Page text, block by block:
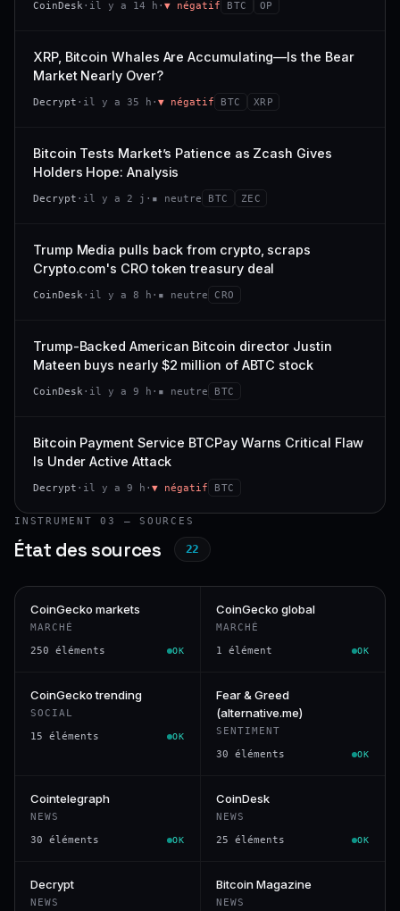
−0,1 % +0,1 %
−0,1 % #29
CONFIANCE
477 M$ 1 464 $
+0,6 % −3,6 %
−94,7 % #102
CONFIANCE
CoinDesk · il y a 14 h · ▼ négatif BTC OP
XRP, Bitcoin Whales Are Accumulating—Is the Bear
Market Nearly Over?
Decrypt · il y a 35 h · ▼ négatif BTC XRP
Bitcoin Tests Market’s Patience as Zcash Gives
Holders Hope: Analysis
Decrypt · il y a 2 j · ▪ neutre BTC ZEC
Trump Media pulls back from crypto, scraps
Crypto.com's CRO token treasury deal
CoinDesk · il y a 8 h · ▪ neutre CRO
Trump-Backed American Bitcoin director Justin
Mateen buys nearly $2 million of ABTC stock
CoinDesk · il y a 9 h · ▪ neutre BTC
Bitcoin Payment Service BTCPay Warns Critical Flaw
Is Under Active Attack
Decrypt · il y a 9 h · ▼ négatif BTC
INSTRUMENT 03 — SOURCES
État des sources 22
CoinGecko markets
MARCHÉ
250 éléments OK
CoinGecko global
MARCHÉ
1 élément OK
CoinGecko trending
SOCIAL
15 éléments OK
Fear & Greed
(alternative.me)
SENTIMENT
30 éléments OK
Cointelegraph
NEWS
30 éléments OK
CoinDesk
NEWS
25 éléments OK
Decrypt
NEWS
Bitcoin Magazine
NEWS